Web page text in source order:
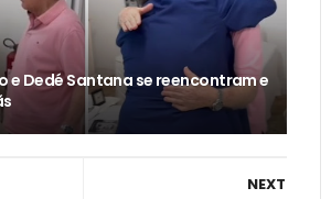
e Dedé Santana se reencontram e
NEXT